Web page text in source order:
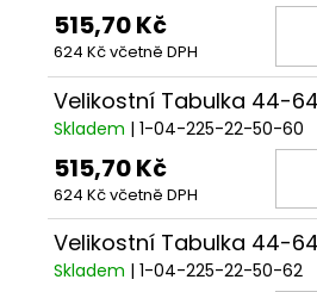
515,70 Kč
624 Kč včetně DPH
Velikostní Tabulka 44-
Skladem | 1-04-225-22-50-60
515,70 Kč
624 Kč včetně DPH
Velikostní Tabulka 44-
Skladem | 1-04-225-22-50-62